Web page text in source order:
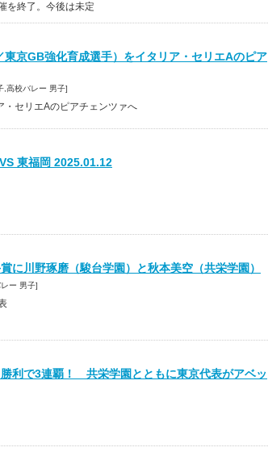
を終了。今後は未定
京GB強化育成選手）をイタリア・セリエAのピア
高校バレー 男子]
・セリエAのピアチェンツァへ
東福岡 2025.01.12
川野琢磨（駿台学園）と秋本美空（共栄学園）
ー 男子]
利で3連覇！ 共栄学園とともに東京代表がアベッ